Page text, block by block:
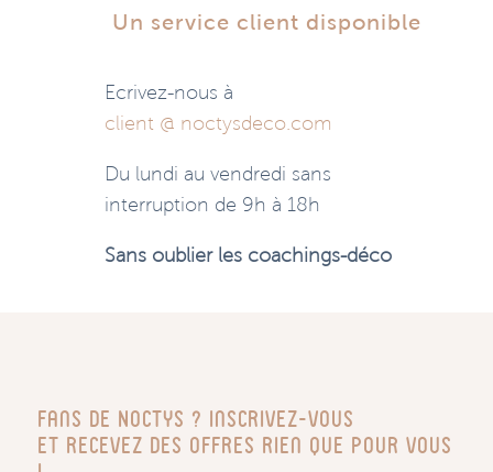
Un service client disponible
Ecrivez-nous à
client @ noctysdeco.com
Du lundi au vendredi sans
interruption de 9h à 18h
Sans oublier les coachings-déco
Fans de Noctys ? Inscrivez-vous
Et recevez des offres rien que pour vous